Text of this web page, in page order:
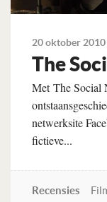
20 oktober 2010
The
Met The Social
netwerksite
fictieve...
Recensies